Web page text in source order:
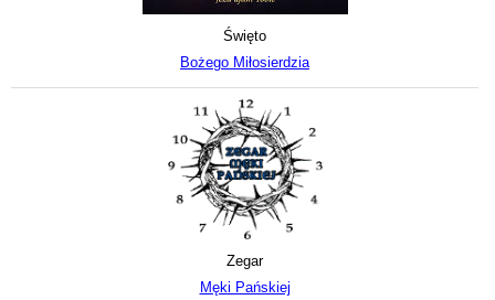
Święto
Bożego Miłosierdzia
Zegar
Męki Pańskiej